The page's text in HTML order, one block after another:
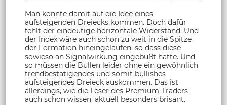
Man könnte damit auf die Idee eines
aufsteigenden Dreiecks kommen. Doch dafür
fehlt der eindeutige horizontale Widerstand. Und
der Index wäre auch schon zu weit in die Spitze
der Formation hineingelaufen, so dass diese
sowieso an Signalwirkung eingebüßt hätte. Und
so müssen die Bullen leider ohne ein gewöhnlich
trendbestätigendes und somit bullishes
aufsteigendes Dreieck auskommen. Das ist
allerdings, wie die Leser des Premium-Traders
auch schon wissen, aktuell besonders brisant.